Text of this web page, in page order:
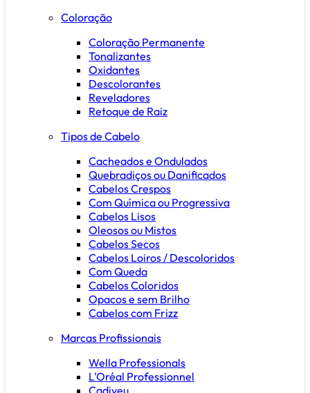
Coloração
Coloração Permanente
Tonalizantes
Oxidantes
Descolorantes
Reveladores
Retoque de Raiz
Tipos de Cabelo
Cacheados e Ondulados
Quebradiços ou Danificados
Cabelos Crespos
Com Química ou Progressiva
Cabelos Lisos
Oleosos ou Mistos
Cabelos Secos
Cabelos Loiros / Descoloridos
Com Queda
Cabelos Coloridos
Opacos e sem Brilho
Cabelos com Frizz
Marcas Profissionais
Wella Professionals
L'Oréal Professionnel
Cadiveu